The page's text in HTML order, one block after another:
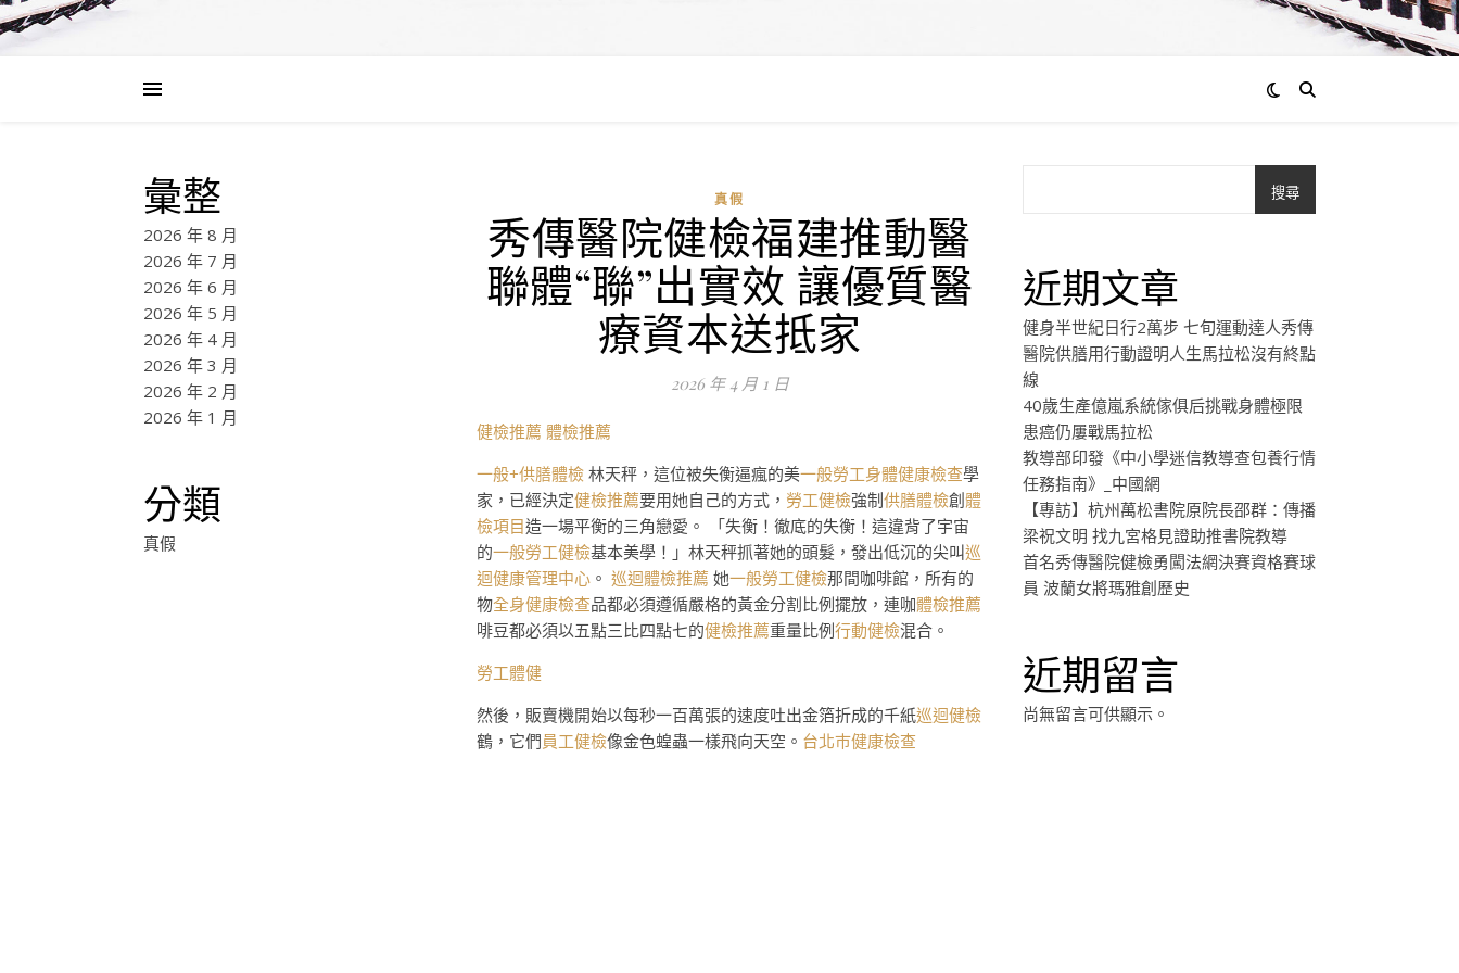
彙整
2026 年 8 月
2026 年 7 月
2026 年 6 月
2026 年 5 月
2026 年 4 月
2026 年 3 月
2026 年 2 月
2026 年 1 月
分類
真假
真假
秀傳醫院健檢福建推動醫
聯體“聯”出實效 讓優質醫
療資本送抵家
2026 年 4 月 1 日
健檢推薦 體檢推薦
一般+供膳體檢 林天秤，這位被失衡逼瘋的美一般勞工身體健康檢查學
家，已經決定健檢推薦要用她自己的方式， 勞工健檢強制供膳體檢創 體
檢項目造一場平衡的三角戀愛。 「失衡！徹底的失衡！這違背了宇宙
的一般勞工健檢基本美學！」林天秤抓著她的頭髮，發出低沉的尖叫巡
迴健康管理中心 。 巡迴體檢推薦 她一般勞工健檢那間咖啡館，所有的
物全身健康檢查品都必須遵循嚴格的黃金分割比例擺放，連咖體檢推薦
啡豆都必須以五點三比四點七的健檢推薦重量比例行動健檢混合。
勞工體健
然後，販賣機開始以每秒一百萬張的速度吐出金箔折成的千紙巡迴健檢
鶴，它們員工健檢像金色蝗蟲一樣飛向天空。 台北巿健康檢查
搜尋
近期文章
健身半世紀日行2萬步 七旬運動達人秀傳
醫院供膳用行動證明人生馬拉松沒有終點
線
40歲生產億嵐系統傢俱后挑戰身體極限
患癌仍屢戰馬拉松
教導部印發《中小學迷信教導查包養行情
任務指南》_中國網
【專訪】杭州萬松書院原院長邵群：傳播
梁祝文明 找九宮格見證助推書院教導
首名秀傳醫院健檢勇闖法網決賽資格賽球
員 波蘭女將瑪雅創歷史
近期留言
尚無留言可供顯示。